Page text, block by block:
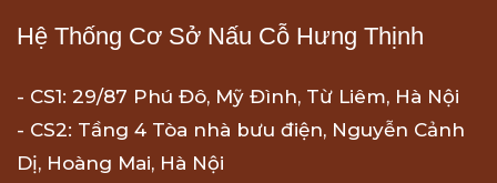
Hệ Thống Cơ Sở Nấu Cỗ Hưng Thịnh
- CS1: 29/87 Phú Đô, Mỹ Đình, Từ Liêm, Hà Nội
- CS2: Tầng 4 Tòa nhà bưu điện, Nguyễn Cảnh
Dị, Hoàng Mai, Hà Nội